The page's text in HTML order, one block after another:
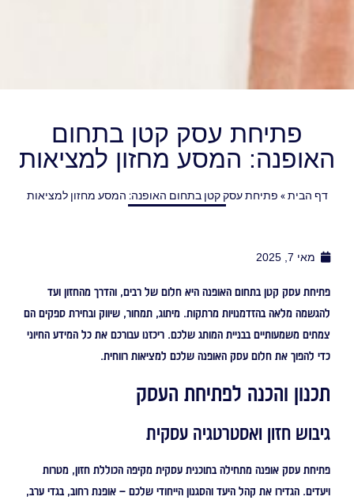
פתיחת עסק קטן בתחום
האופנה: המסע מחזון למציאות
דף הבית» פתיחת עסק קטן בתחום האופנה: המסע מחזון למציאות
מאי 7, 2025
פתיחת עסק קטן בתחום האופנה היא חלום של רבים, והדרך מהחזון ועד
להגשמה מלאה בהזדמנויות מרתקות. מיתוג, תמחור, שיווק ובחירת ספקים הם
צמתים משמעותיים בבניית המותג שלכם. ריכזנו עבורכם את כל המידע החיוני
כדי להפוך את חלום עסק האופנה שלכם למציאות רווחית.
תכנון והכנה לפתיחת העסק
גיבוש חזון ואסטרטגיה עסקית
פתיחת עסק אופנה מתחילה בתוכנית עסקית מקיפה הכוללת חזון, מטרות
ויעדים. הגדירו את קהל היעד והסגנון הייחודי שלכם – אופנת רחוב, בגדי ערב,